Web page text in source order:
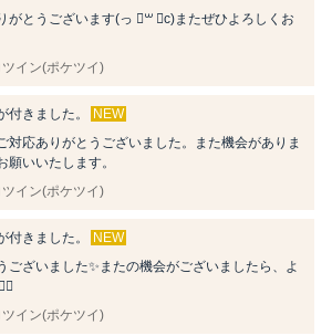
がとうございます‪(っ ॑꒳ ॑c)またぜひよろしくお
イン(ポケツイ)
付きました。
NEW
対応ありがとうございました。また機会がありま
願いいたします。
イン(ポケツイ)
付きました。
NEW
ございました✨またの機会がございましたら、よ
イン(ポケツイ)